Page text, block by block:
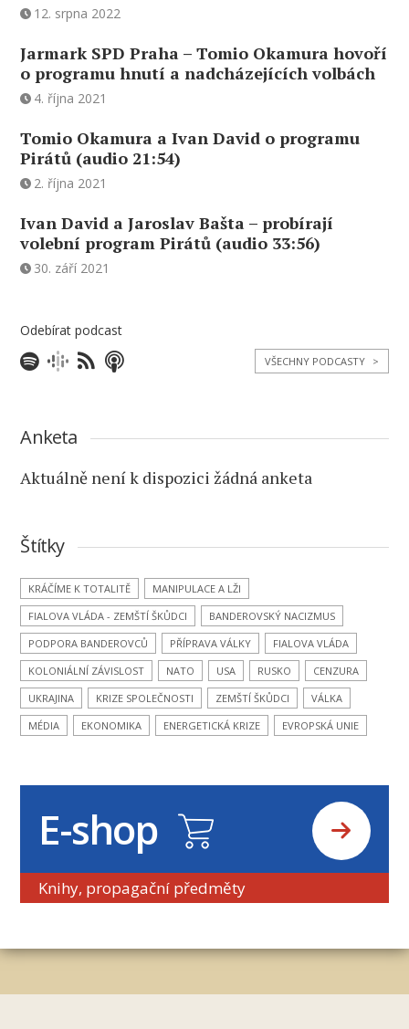
12. srpna 2022
Jarmark SPD Praha – Tomio Okamura hovoří
o programu hnutí a nadcházejících volbách
4. října 2021
Tomio Okamura a Ivan David o programu
Pirátů (audio 21:54)
2. října 2021
Ivan David a Jaroslav Bašta – probírají
volební program Pirátů (audio 33:56)
30. září 2021
Odebírat podcast
VŠECHNY PODCASTY >
Anketa
Aktuálně není k dispozici žádná anketa
Štítky
KRÁČÍME K TOTALITĚ
MANIPULACE A LŽI
FIALOVA VLÁDA - ZEMŠTÍ ŠKŮDCI
BANDEROVSKÝ NACIZMUS
PODPORA BANDEROVCŮ
PŘÍPRAVA VÁLKY
FIALOVA VLÁDA
KOLONIÁLNÍ ZÁVISLOST
NATO USA RUSKO
CENZURA
UKRAJINA
KRIZE SPOLEČNOSTI ZEMŠTÍ ŠKŮDCI
VÁLKA
MÉDIA
EKONOMIKA ENERGETICKÁ KRIZE EVROPSKÁ UNIE
E-shop
Knihy, propagační předměty